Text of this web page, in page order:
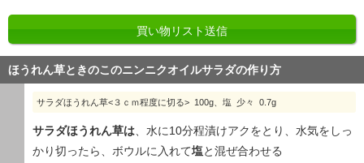
買い物リスト送信
ほうれん草ときのこのニンニクオイルサラダの作り方
サラダほうれん草<３ｃｍ程度に切る> 100g、塩 少々 0.7g
サラダほうれん草は 、水に10分程漬けアクをとり、水気をしっ
かり切ったら、ボウルに入れて塩と混ぜ合わせる